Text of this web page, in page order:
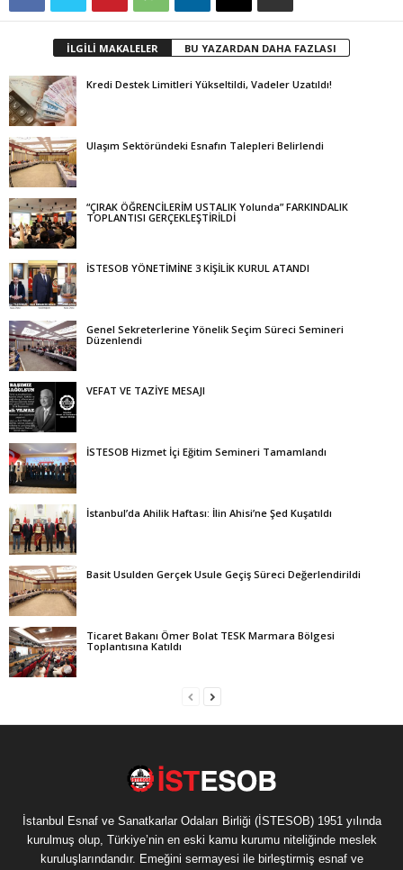
İLGİLİ MAKALELER BU YAZARDAN DAHA FAZLASI
Kredi Destek Limitleri Yükseltildi, Vadeler Uzatıldı!
Ulaşım Sektöründeki Esnafın Talepleri Belirlendi
“ÇIRAK ÖĞRENCİLERİM USTALIK Yolunda” FARKINDALIK
TOPLANTISI GERÇEKLEŞTİRİLDİ
İSTESOB YÖNETİMİNE 3 KİŞİLİK KURUL ATANDI
Genel Sekreterlerine Yönelik Seçim Süreci Semineri
Düzenlendi
VEFAT VE TAZİYE MESAJI
İSTESOB Hizmet İçi Eğitim Semineri Tamamlandı
İstanbul’da Ahilik Haftası: İlin Ahisi’ne Şed Kuşatıldı
Basit Usulden Gerçek Usule Geçiş Süreci Değerlendirildi
Ticaret Bakanı Ömer Bolat TESK Marmara Bölgesi
Toplantısına Katıldı
İstanbul Esnaf ve Sanatkarlar Odaları Birliği (İSTESOB) 1951 yılında
kurulmuş olup, Türkiye’nin en eski kamu kurumu niteliğinde meslek
kuruluşlarındandır. Emeğini sermayesi ile birleştirmiş esnaf ve